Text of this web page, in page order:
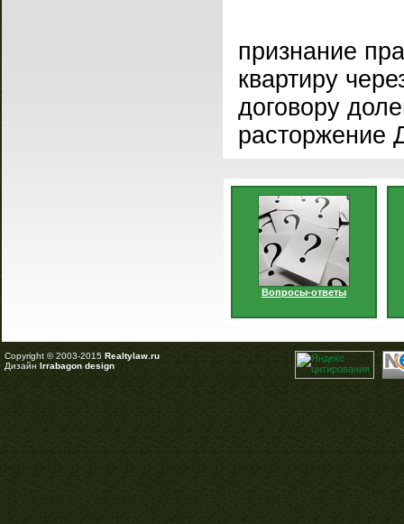
признание
квартиру
договору
расторжение
Вопросы-ответы
Copyright © 2003-2015 Realtylaw.ru
Дизайн Irrabagon design